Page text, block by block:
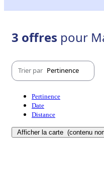
3 offres pour
Trier par Pertinence
Pertinence
Date
Distance
Afficher la carte (contenu